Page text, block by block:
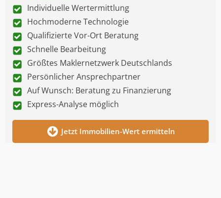
Individuelle Wertermittlung
Hochmoderne Technologie
Qualifizierte Vor-Ort Beratung
Schnelle Bearbeitung
Größtes Maklernetzwerk Deutschlands
Persönlicher Ansprechpartner
Auf Wunsch: Beratung zu Finanzierung
Express-Analyse möglich
Jetzt Immobilien-Wert ermitteln